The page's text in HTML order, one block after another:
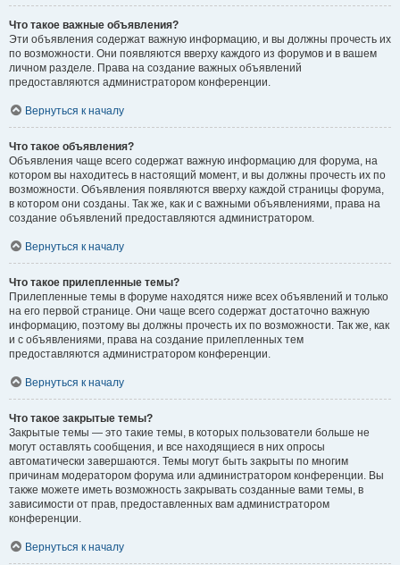
Что такое важные объявления?
Эти объявления содержат важную информацию, и вы должны прочесть их
по возможности. Они появляются вверху каждого из форумов и в вашем
личном разделе. Права на создание важных объявлений
предоставляются администратором конференции.
Вернуться к началу
Что такое объявления?
Объявления чаще всего содержат важную информацию для форума, на
котором вы находитесь в настоящий момент, и вы должны прочесть их по
возможности. Объявления появляются вверху каждой страницы форума,
в котором они созданы. Так же, как и с важными объявлениями, права на
создание объявлений предоставляются администратором.
Вернуться к началу
Что такое прилепленные темы?
Прилепленные темы в форуме находятся ниже всех объявлений и только
на его первой странице. Они чаще всего содержат достаточно важную
информацию, поэтому вы должны прочесть их по возможности. Так же, как
и с объявлениями, права на создание прилепленных тем
предоставляются администратором конференции.
Вернуться к началу
Что такое закрытые темы?
Закрытые темы — это такие темы, в которых пользователи больше не
могут оставлять сообщения, и все находящиеся в них опросы
автоматически завершаются. Темы могут быть закрыты по многим
причинам модератором форума или администратором конференции. Вы
также можете иметь возможность закрывать созданные вами темы, в
зависимости от прав, предоставленных вам администратором
конференции.
Вернуться к началу